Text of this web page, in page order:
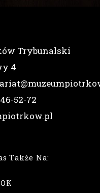
Trybunalski
4
52-72
Także Na: